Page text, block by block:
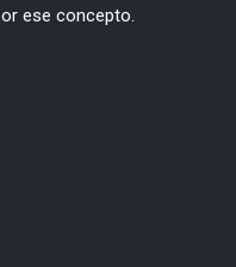
ese concepto.